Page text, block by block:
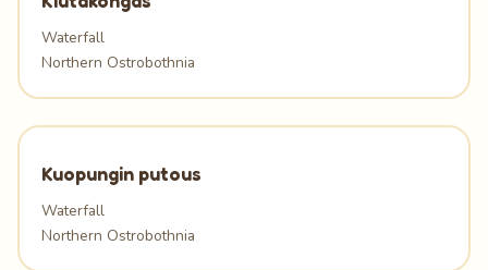
Waterfall
Northern Ostrobothnia
Kuopungin putous
Waterfall
Northern Ostrobothnia